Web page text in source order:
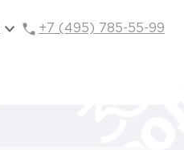
+7 (495) 785-55-99